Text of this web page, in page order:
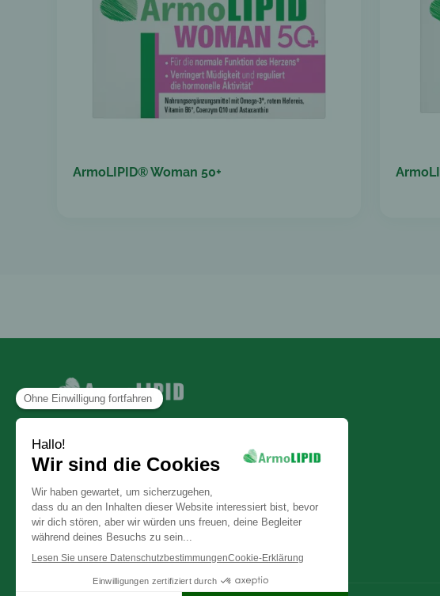
ArmoLIPID® Woman 50+
Cooper Consumer Health Deutschland
GmbH
Gottlieb-Daimler-Straße 2
68165 Mannheim, Deutschland